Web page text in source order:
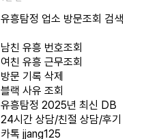
유흥탐정 업소 방문조회 검색
남친 유흥 번호조회
여친 유흥 근무조회
방문 기록 삭제
블랙 사유 조회
유흥탐정 2025년 최신 DB
24시간 상담/친절 상담/후기
카톡 jjang125